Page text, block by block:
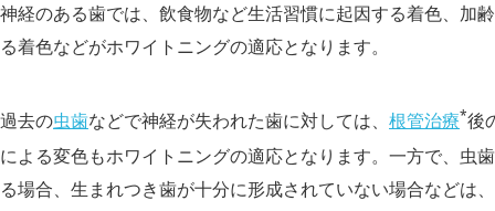
神経のある歯では、飲食物など生活習慣に起因する着色、加
る着色などがホワイトニングの適応となります。
過去の虫歯などで神経が失われた歯に対しては、 根管治療*後
による変色もホワイトニングの適応となります。一方で、虫
る場合、生まれつき歯が十分に形成されていない場合などは